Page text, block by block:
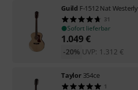
Guild F-1512 Nat Westerly
31
Sofort lieferbar
1.049€
UVP: 1.312 €
-20%
Taylor 354ce
1